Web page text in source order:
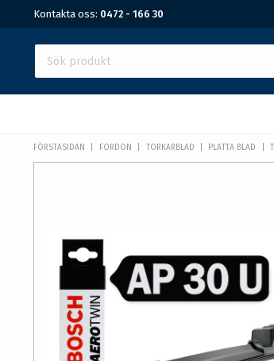
Kontakta oss: 0472 - 166 30
FÖRSTASIDAN FORDON TORKARBLAD PLATTA BLAD